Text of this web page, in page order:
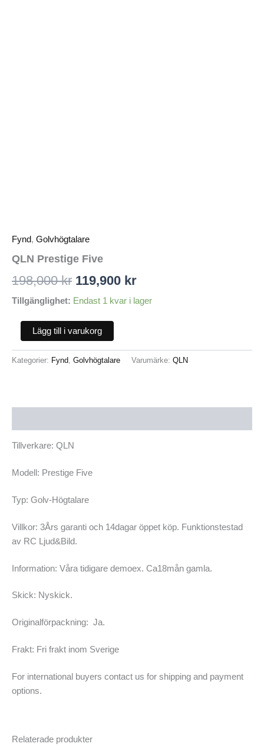
Fynd, Golvhögtalare
QLN Prestige Five
198,000kr 119,900 kr
Tillgänglighet: Endast 1 kvar i lager
Lägg till i varukorg
Kategorier: Fynd, Golvhögtalare Varumärke: QLN
Tillverkare: QLN
Modell: Prestige Five
Typ: Golv-Högtalare
Villkor: 3Års garanti och 14dagar öppet köp. Funktionstestad
av RC Ljud&Bild.
Information: Våra tidigare demoex. Ca18mån gamla.
Skick: Nyskick.
Originalförpackning: Ja.
Frakt: Fri frakt inom Sverige
For international buyers contact us for shipping and payment
options.
Relaterade produkter